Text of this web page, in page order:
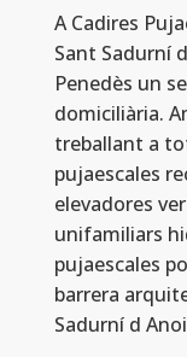
A Cadires
Sant Sadurní
Penedès un
domiciliària.
treballant a
pujaescales
elevadores
unifamiliars
pujaescales
barrera
Sadurní d